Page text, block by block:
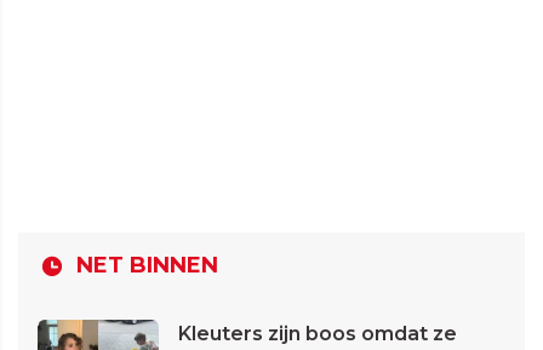
NET BINNEN
Kleuters zijn boos omdat ze